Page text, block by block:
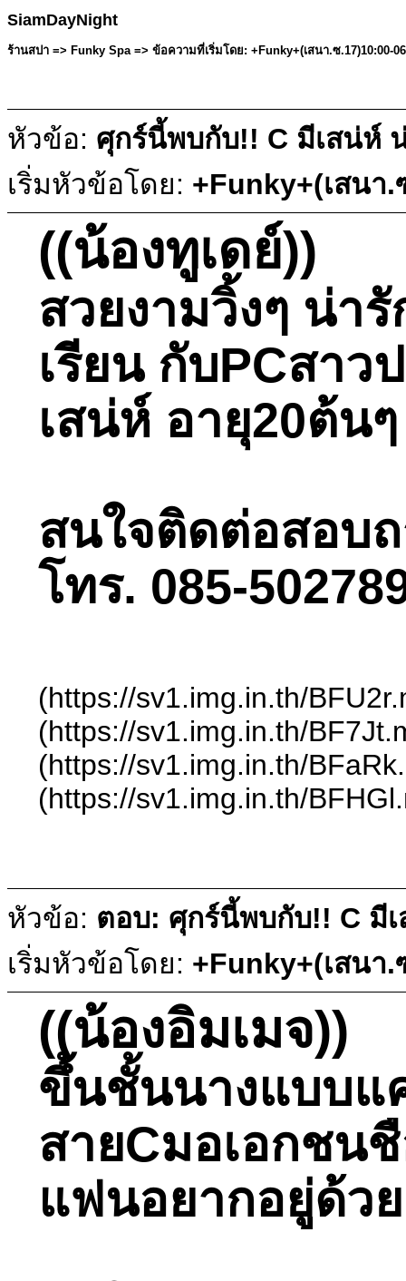
SiamDayNight
ร้านสปา => Funky Spa => ข้อความที่เริ่มโดย: +Funky+(เสนา.ซ.17)10:00-
หัวข้อ: ศุกร์นี้พบกับ!! C มีเสน่ห์
เริ่มหัวข้อโดย: +Funky+(เสนา
((น้องทูเดย์))
สวยงามวิ้งๆ น่า
เรียน กับPCสา
เสน่ห์ อายุ20ต้น
สนใจติดต่อสอบ
โทร. 085-
(https://sv1.img.in.th/
(https://sv1.img.in.th/
(https://sv1.img.in.th/
(https://sv1.img.in.th/
หัวข้อ: ตอบ: ศุกร์นี้พบกับ!! C มี
เริ่มหัวข้อโดย: +Funky+(เสนา
((น้องอิมเมจ))
ขึ้นชั้นนางแบบแ
สายCมอเอกชน
แฟนอยากอยู่ด้วย